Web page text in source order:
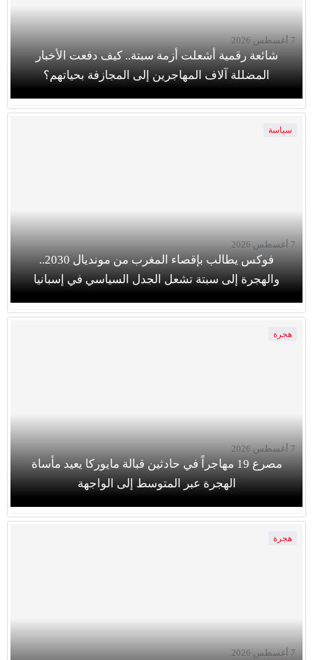
شائعة رقمية أشعلت أزمة سبتة.. كيف دفعت الأخبار
المضللة آلاف المهاجرين إلى المجازفة بحياتهم؟
7 أغسطس 2026
سياسة
فوكس يطالب بإقصاء المغرب من مونديال 2030..
والهجرة إلى سبتة تشعل الجدل السياسي في إسبانيا
7 أغسطس 2026
هجرة
مصرع 19 مهاجراً في حادثين قبالة مايوركا يعيد مأساة
الهجرة عبر المتوسط إلى الواجهة
7 أغسطس 2026
هجرة
7 أغسطس 2026